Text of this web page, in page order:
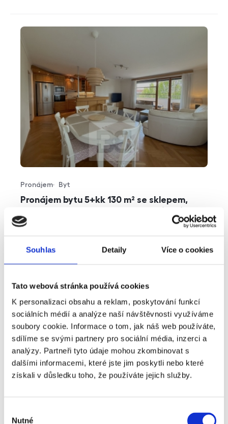
Souhlas Detaily Více o cookies
Tato webová stránka používá cookies
K personalizaci obsahu a reklam, poskytování funkcí
sociálních médií a analýze naší návštěvnosti využíváme
soubory cookie. Informace o tom, jak náš web používáte,
sdílíme se svými partnery pro sociální média, inzerci a
analýzy. Partneři tyto údaje mohou zkombinovat s
dalšími informacemi, které jste jim poskytli nebo které
získali v důsledku toho, že používáte jejich služby.
Nutné
Pronájem bytu 5+kk 130 m² se sklepem,
Typ nabídky
Pronájem
Typ nemovitosti
Byt
funkce
parkování sklep výtah
cena
49 000 Kč